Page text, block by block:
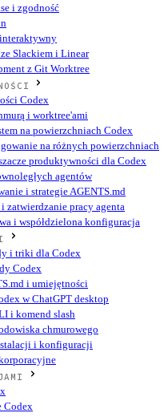
i zgodność
Slackiem i Linear
z Git Worktree
Codex
i worktree'ami
na powierzchniach Codex
na różnych powierzchniach
produktywności dla Codex
agentów
i strategie AGENTS.md
zatwierdzanie pracy agenta
i współdzielona konfiguracja
i triki dla Codex
Codex
i umiejętności
w ChatGPT desktop
i komend slash
chmurowego
i konfiguracji
Codex